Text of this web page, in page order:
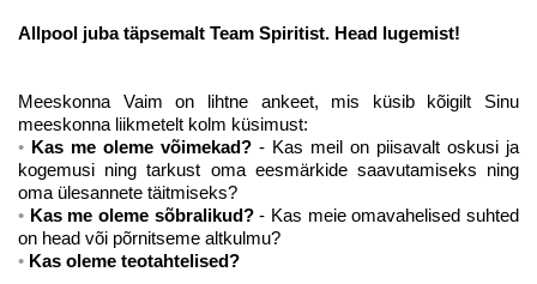
Allpool juba täpsemalt Team Spiritist. Head lugemist!
Meeskonna Vaim on lihtne ankeet, mis küsib kõigilt Sinu
meeskonna liikmetelt kolm küsimust:
Kas me oleme võimekad? - Kas meil on piisavalt oskusi ja
kogemusi ning tarkust oma eesmärkide saavutamiseks ning
oma ülesannete täitmiseks?
Kas me oleme sõbralikud?- Kas meie omavahelised suhted
on head või põrnitseme altkulmu?
Kas oleme teotahtelised?